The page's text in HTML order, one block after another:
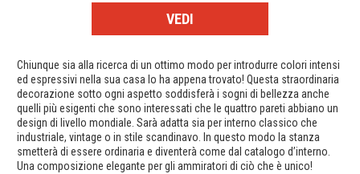
VEDI
Chiunque sia alla ricerca di un ottimo modo per introdurre colori intensi
ed espressivi nella sua casa lo ha appena trovato! Questa straordinaria
decorazione sotto ogni aspetto soddisferà i sogni di bellezza anche
quelli più esigenti che sono interessati che le quattro pareti abbiano un
design di livello mondiale. Sarà adatta sia per interno classico che
industriale, vintage o in stile scandinavo. In questo modo la stanza
smetterà di essere ordinaria e diventerà come dal catalogo d’interno.
Una composizione elegante per gli ammiratori di ciò che è unico!